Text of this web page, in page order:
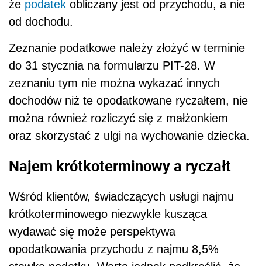
że podatek obliczany jest od przychodu, a nie
od dochodu.
Zeznanie podatkowe należy złożyć w terminie
do 31 stycznia na formularzu PIT-28. W
zeznaniu tym nie można wykazać innych
dochodów niż te opodatkowane ryczałtem, nie
można również rozliczyć się z małżonkiem
oraz skorzystać z ulgi na wychowanie dziecka.
Najem krótkoterminowy a ryczałt
Wśród klientów, świadczących usługi najmu
krótkoterminowego niezwykle kusząca
wydawać się może perspektywa
opodatkowania przychodu z najmu 8,5%